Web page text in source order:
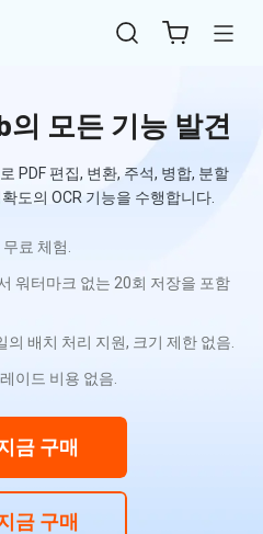
의 모든 기능 발견
PDF 편집, 변환, 주석, 병합, 분할
도의 OCR 기능을 수행합니다.
료 체험.
워터마크 없는 20회 저장을 포함
배치 처리 지원, 크기 제한 없음.
이드 비용 없음.
금 구매
금 구매